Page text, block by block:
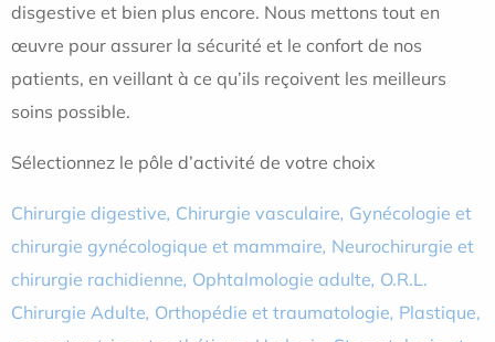
disgestive et bien plus encore. Nous mettons tout en
œuvre pour assurer la sécurité et le confort de nos
patients, en veillant à ce qu’ils reçoivent les meilleurs
soins possible.
Sélectionnez le pôle d’activité de votre choix
Chirurgie digestive, Chirurgie vasculaire, Gynécologie et
chirurgie gynécologique et mammaire, Neurochirurgie et
chirurgie rachidienne, Ophtalmologie adulte, O.R.L.
Chirurgie Adulte, Orthopédie et traumatologie, Plastique,